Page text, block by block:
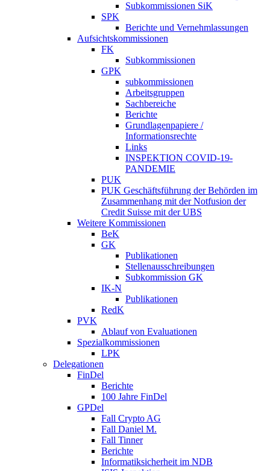
Subkommissionen SiK
SPK
Berichte und Vernehmlassungen
Aufsichtskommissionen
FK
Subkommissionen
GPK
subkommissionen
Arbeitsgruppen
Sachbereiche
Berichte
Grundlagenpapiere /
Informationsrechte
Links
INSPEKTION COVID-19-
PANDEMIE
PUK
PUK Geschäftsführung der Behörden im
Zusammenhang mit der Notfusion der
Credit Suisse mit der UBS
Weitere Kommissionen
BeK
GK
Publikationen
Stellenausschreibungen
Subkommission GK
IK-N
Publikationen
RedK
PVK
Ablauf von Evaluationen
Spezialkommissionen
LPK
Delegationen
FinDel
Berichte
100 Jahre FinDel
GPDel
Fall Crypto AG
Fall Daniel M.
Fall Tinner
Berichte
Informatiksicherheit ­im NDB